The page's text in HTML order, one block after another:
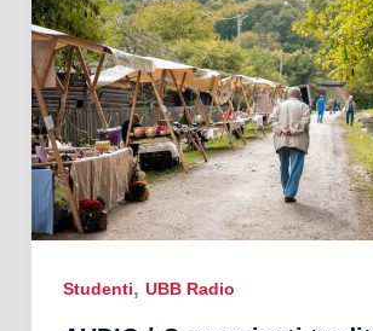
Studenti, UBB Radio